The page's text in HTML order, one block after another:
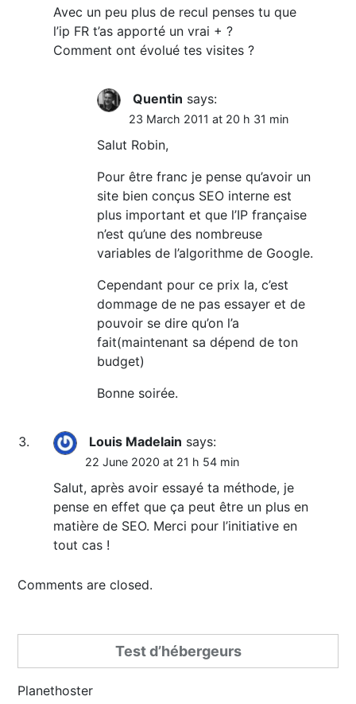
Avec un peu plus de recul penses tu que
l’ip FR t’as apporté un vrai + ?
Comment ont évolué tes visites ?
Quentin says:
23 March 2011 at 20 h 31 min
Salut Robin,
Pour être franc je pense qu’avoir un
site bien conçus SEO interne est
plus important et que l’IP française
n’est qu’une des nombreuse
variables de l’algorithme de Google.
Cependant pour ce prix la, c’est
dommage de ne pas essayer et de
pouvoir se dire qu’on l’a
fait(maintenant sa dépend de ton
budget)
Bonne soirée.
Louis Madelain says:
22 June 2020 at 21 h 54 min
Salut, après avoir essayé ta méthode, je
pense en effet que ça peut être un plus en
matière de SEO. Merci pour l’initiative en
tout cas !
Comments are closed.
Test d’hébergeurs
Planethoster